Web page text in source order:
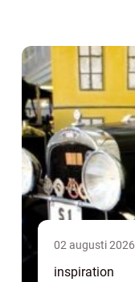
...
02 augusti 2026
inspiration